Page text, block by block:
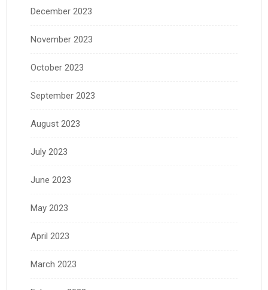
December 2023
November 2023
October 2023
September 2023
August 2023
July 2023
June 2023
May 2023
April 2023
March 2023